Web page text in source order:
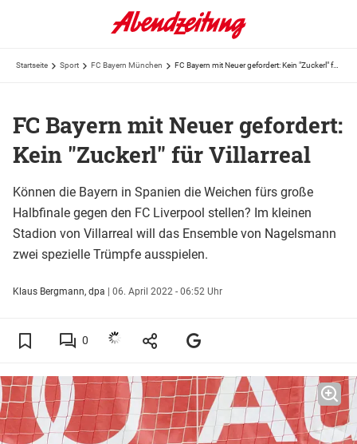
Startseite Sport FC Bayern München FC Bayern mit Neuer gefordert: Kein "Zuckerl" für Villarreal
FC Bayern mit Neuer gefordert:
Kein "Zuckerl" für Villarreal
Können die Bayern in Spanien die Weichen fürs große
Halbfinale gegen den FC Liverpool stellen? Im kleinen
Stadion von Villarreal will das Ensemble von Nagelsmann
zwei spezielle Trümpfe ausspielen.
Klaus Bergmann, dpa | 06. April 2022 - 06:52 Uhr
0